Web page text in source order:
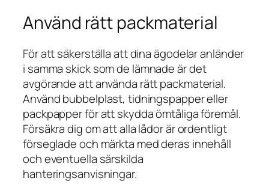
Använd rätt packmaterial
För att säkerställa att dina ägodelar anländer
i samma skick som de lämnade är det
avgörande att använda rätt packmaterial.
Använd bubbelplast, tidningspapper eller
packpapper för att skydda ömtåliga föremål.
Försäkra dig om att alla lådor är ordentligt
förseglade och märkta med deras innehåll
och eventuella särskilda
hanteringsanvisningar.